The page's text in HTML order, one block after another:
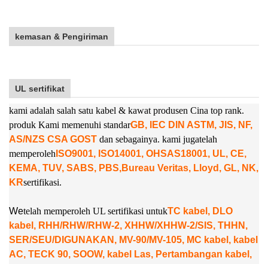
kemasan & Pengiriman
UL sertifikat
kami adalah salah satu kabel & kawat produsen Cina top rank.
produk Kami memenuhi standarGB, IEC DIN ASTM, JIS, NF,
AS/NZS CSA GOST dan sebagainya. kami jugatelah
memperoleh ISO9001, ISO14001, OHSAS18001, UL, CE,
KEMA, TUV, SABS, PBS,Bureau Veritas, Lloyd, GL, NK,
KRsertifikasi.
Wetelah memperoleh UL sertifikasi untukTC kabel, DLO
kabel, RHH/RHW/RHW-2, XHHW/XHHW-2/SIS, THHN,
SER/SEU/DIGUNAKAN, MV-90/MV-105, MC kabel, kabel
AC, TECK 90, SOOW, kabel Las, Pertambangan kabel,